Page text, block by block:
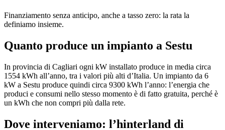
Finanziamento senza anticipo, anche a tasso zero: la rata la
definiamo insieme.
Quanto produce un impianto a Sestu
In provincia di Cagliari ogni kW installato produce in media circa
1554 kWh all’anno, tra i valori più alti d’Italia. Un impianto da 6
kW a Sestu produce quindi circa 9300 kWh l’anno: l’energia che
produci e consumi nello stesso momento è di fatto gratuita, perché è
un kWh che non compri più dalla rete.
Dove interveniamo: l’hinterland di